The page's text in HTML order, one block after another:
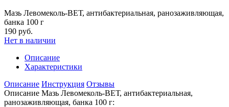
Мазь Левомеколь-ВЕТ, антибактериальная, ранозаживляющая,
банка 100 г
190 руб.
Нет в наличии
Описание
Характеристики
Описание Инструкция Отзывы
Описание Мазь Левомеколь-ВЕТ, антибактериальная,
ранозаживляющая, банка 100 г: